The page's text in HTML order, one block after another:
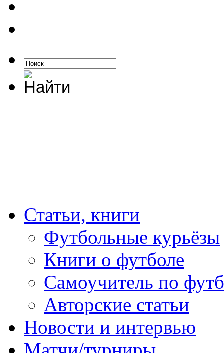
Статьи, книги
Футбольные курьёзы
Книги о футболе
Самоучитель по
Авторские статьи
Новости и интервью